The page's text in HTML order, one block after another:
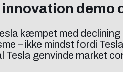
demo
kæmpet med
– ikke mindst fordi
genvinde market